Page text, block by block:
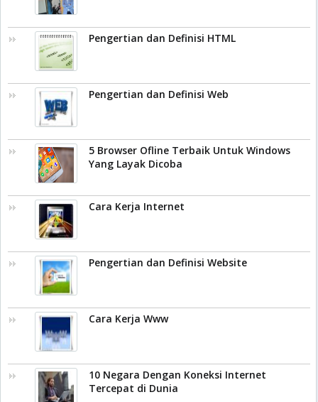
Pengertian dan Definisi HTML
Pengertian dan Definisi Web
5 Browser Ofline Terbaik Untuk Windows
Yang Layak Dicoba
Cara Kerja Internet
Pengertian dan Definisi Website
Cara Kerja Www
10 Negara Dengan Koneksi Internet
Tercepat di Dunia